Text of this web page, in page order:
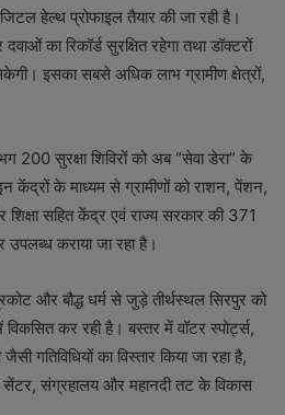
हेल्थ प्रोफाइल तैयार की जा रही है।
का रिकॉर्ड सुरक्षित रहेगा तथा डॉक्टरों
इसका सबसे अधिक लाभ ग्रामीण क्षेत्रों,
200 सुरक्षा शिविरों को अब “सेवा डेरा” के
केंद्रों के माध्यम से ग्रामीणों को राशन, पेंशन,
शिक्षा सहित केंद्र एवं राज्य सरकार की 371
कराया जा रहा है।
और बौद्ध धर्म से जुड़े तीर्थस्थल सिरपुर को
कर रही है। बस्तर में वॉटर स्पोर्ट्स,
गतिविधियों का विस्तार किया जा रहा है,
संग्रहालय और महानदी तट के विकास